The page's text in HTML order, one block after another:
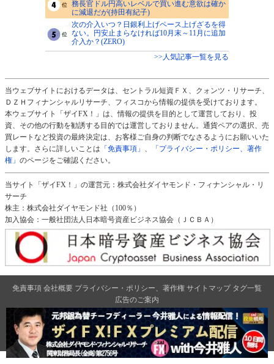
務長官ドル円高いレベルで買い進む意欲は確か
に減退だが(持田有紀子)
次の介入いつ？日銀利上げペース上げざるを得
ない。円安止まらなければ10月末～11月に追加
介入か？(ZERO)
>>人気記事一覧を見る
当ウェブサイトにおけるデータは、セントラル短資ＦＸ、クォンツ・リサーチ、
ＤＺＨフィナンシャルリサーチ、フィスコから情報の提供を受けております。
本ウェブサイト「ザイFX！」は、情報の提供を目的として運営しており、投
資、その他の行動を勧誘する目的では運営しておりません。通貨ペアの選択、売
買レートなど投資の最終決定は、お客様ご自身の判断でなさるようにお願いいた
します。さらに詳しいことは 「免責事項」
「プライバシー・ポリシー、著作
権」 のページをご確認ください。
当サイト「ザイFX！」の運営元：株式会社ダイヤモンド・フィナンシャル・リ
サーチ
株主：株式会社ダイヤモンド社（100％）
加入協会：一般社団法人日本暗号資産ビジネス協会（ＪＣＢＡ）
免責事項 会社概要 プライバシー・ポリシー、著作権 サイトマップ タグ一覧
広告のご案内
ダイヤモンド社のサイト
ダイヤモンド・オンライン| 週刊ダイヤモンド|
ザイ・オンライン| クリプトインサイト|
ザイFX！
2026 Diamond Financial Research,Inc All Rights Reserved.